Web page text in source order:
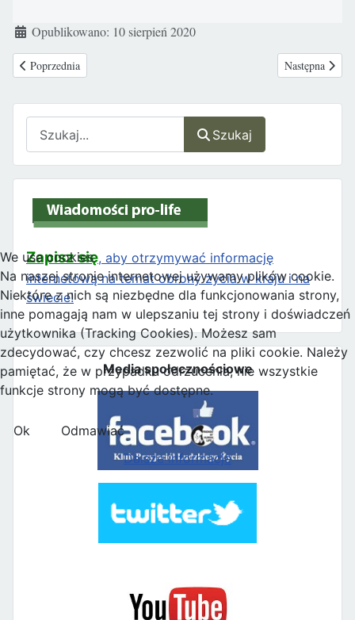
Szukaj
Zapisz się, aby otrzymywać informację
internetową na temat obrony życia w kraju i na
świecie!
Media społecznościowe
Szczegóły
Opublikowano: 10 sierpień 2020
Poprzednia strona: Włochy dopuszczają aborcję farmakologiczną bez
Poprzednia Następna
Następna
We use cookies
Na naszej stronie internetowej używamy plików cookie.
Niektóre z nich są niezbędne dla funkcjonowania strony,
inne pomagają nam w ulepszaniu tej strony i doświadczeń
użytkownika (Tracking Cookies). Możesz sam
zdecydować, czy chcesz zezwolić na pliki cookie. Należy
pamiętać, że w przypadku odrzucenia, nie wszystkie
funkcje strony mogą być dostępne.
Ok
Odmawiać
Dalsze informacje